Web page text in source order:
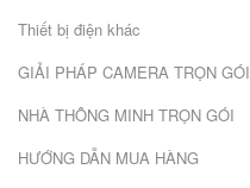
Thiết bị điện khác
GIẢI PHÁP CAMERA TRỌN GÓI
NHÀ THÔNG MINH TRỌN GÓI
HƯỚNG DẪN MUA HÀNG